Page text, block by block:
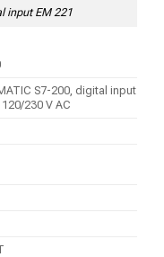
input EM 221
S7-200, digital input
230 V AC